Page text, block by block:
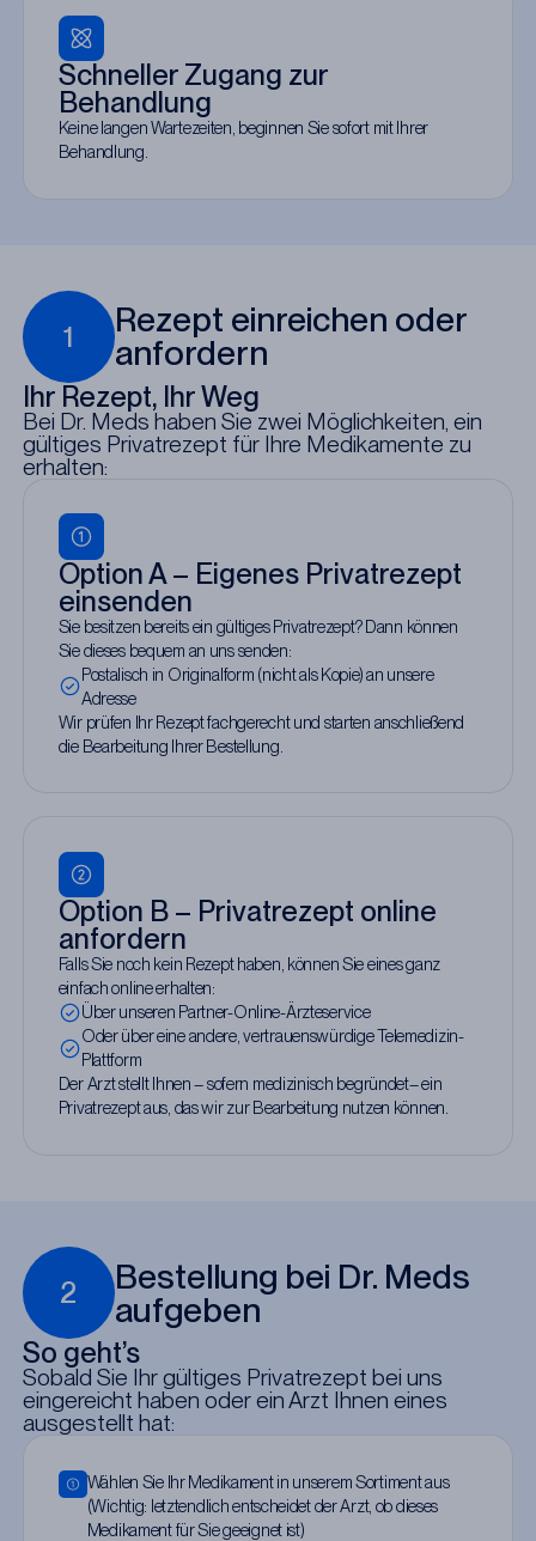
Schneller Zugang zur
Behandlung
Keine langen Wartezeiten, beginnen Sie sofort mit Ihrer
Behandlung.
1
Rezept einreichen oder
anfordern
Ihr Rezept, Ihr Weg
Bei Dr. Meds haben Sie zwei Möglichkeiten, ein
gültiges Privatrezept für Ihre Medikamente zu
erhalten:
Option A – Eigenes Privatrezept
einsenden
Sie besitzen bereits ein gültiges Privatrezept? Dann können
Sie dieses bequem an uns senden:
Postalisch in Originalform (nicht als Kopie) an unsere
Adresse
Wir prüfen Ihr Rezept fachgerecht und starten anschließend
die Bearbeitung Ihrer Bestellung.
Option B – Privatrezept online
anfordern
Falls Sie noch kein Rezept haben, können Sie eines ganz
einfach online erhalten:
Über unseren Partner-Online-Ärzteservice
Oder über eine andere, vertrauenswürdige Telemedizin-
Plattform
Der Arzt stellt Ihnen – sofern medizinisch begründet– ein
Privatrezept aus, das wir zur Bearbeitung nutzen können.
2
Bestellung bei Dr. Meds
aufgeben
So geht’s
Sobald Sie Ihr gültiges Privatrezept bei uns
eingereicht haben oder ein Arzt Ihnen eines
ausgestellt hat:
Wählen Sie Ihr Medikament in unserem Sortiment aus
(Wichtig: letztendlich entscheidet der Arzt, ob dieses
Medikament für Sie geeignet ist)